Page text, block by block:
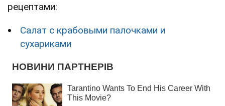
рецептами:
Салат с крабовыми палочками и
сухариками